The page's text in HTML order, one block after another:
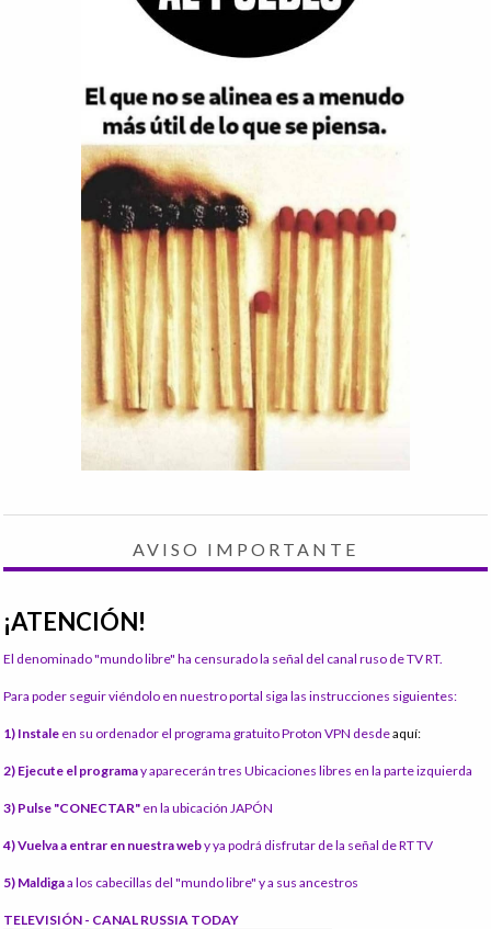
AVISO IMPORTANTE
¡ATENCIÓN!
El denominado "mundo libre" ha censurado la señal del canal ruso de TV RT.
Para poder seguir viéndolo en nuestro portal siga las instrucciones siguientes:
1) Instale en su ordenador el programa gratuito Proton VPN desdeaquí:
2) Ejecute el programay aparecerán tres Ubicaciones libres en la parte izquierda
3) Pulse "CONECTAR" en la ubicación JAPÓN
4) Vuelva a entrar en nuestra weby ya podrá disfrutar de la señal de RT TV
5) Maldigaa los cabecillas del "mundo libre" y a sus ancestros
TELEVISIÓN - CANAL RUSSIA TODAY